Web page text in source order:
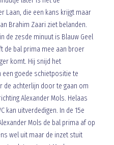
Laan, die een kans krijgt maar
Brahim Zaari ziet belanden.
de zesde minuut is Blauw Geel
de bal prima mee aan broer
komt. Hij snijd het
goede schietpositie te
de achterlijn door te gaan om
Alexander Mols. Helaas
kan uitverdedigen. In de 15e
Mols de bal prima af op
wel uit maar de inzet stuit